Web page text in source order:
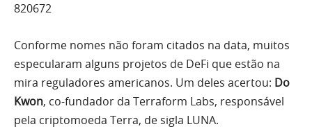
820672
Conforme nomes não foram citados na data, muitos
especularam alguns projetos de DeFi que estão na
mira reguladores americanos. Um deles acertou: Do
Kwon, co-fundador da Terraform Labs, responsável
pela criptomoeda Terra, de sigla LUNA.